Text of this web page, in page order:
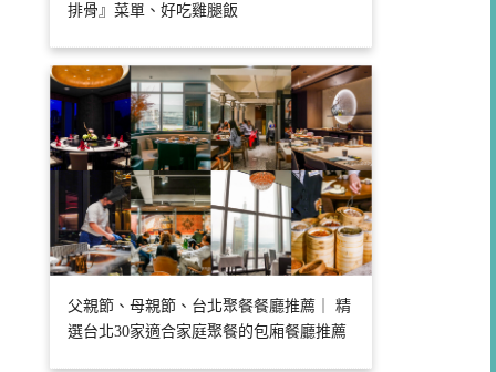
排骨』菜單、好吃雞腿飯
父親節、母親節、台北聚餐餐廳推薦｜ 精
選台北30家適合家庭聚餐的包廂餐廳推薦